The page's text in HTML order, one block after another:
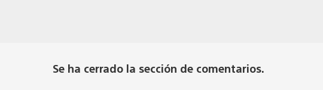
Se ha cerrado la sección de comentarios.